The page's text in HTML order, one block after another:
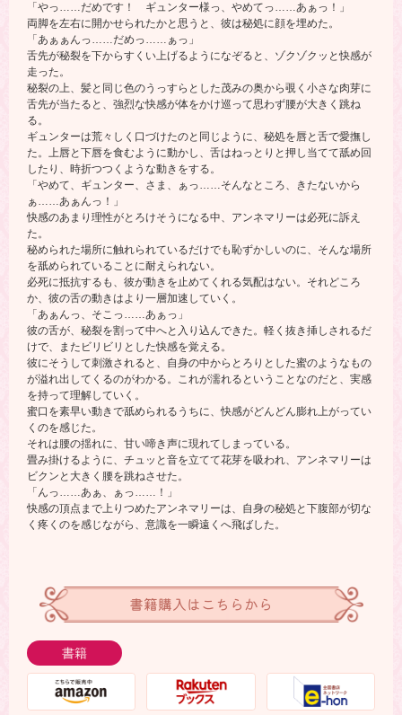
「やっ……だめです！ ギュンター様っ、やめてっ……あぁっ！」
両脚を左右に開かせられたかと思うと、彼は秘処に顔を埋めた。
「あぁぁんっ……だめっ……ぁっ」
舌先が秘裂を下からすくい上げるようになぞると、ゾクゾクッと快感が
走った。
秘裂の上、髪と同じ色のうっすらとした茂みの奥から覗く小さな肉芽に
舌先が当たると、強烈な快感が体をかけ巡って思わず腰が大きく跳ね
る。
ギュンターは荒々しく口づけたのと同じように、秘処を唇と舌で愛撫し
た。上唇と下唇を食むように動かし、舌はねっとりと押し当てて舐め回
したり、時折つつくような動きをする。
「やめて、ギュンター、さま、ぁっ……そんなところ、きたないから
ぁ……あぁんっ！」
快感のあまり理性がとろけそうになる中、アンネマリーは必死に訴え
た。
秘められた場所に触れられているだけでも恥ずかしいのに、そんな場所
を舐められていることに耐えられない。
必死に抵抗するも、彼が動きを止めてくれる気配はない。それどころ
か、彼の舌の動きはより一層加速していく。
「あぁんっ、そこっ……あぁっ」
彼の舌が、秘裂を割って中へと入り込んできた。軽く抜き挿しされるだ
けで、またビリビリとした快感を覚える。
彼にそうして刺激されると、自身の中からとろりとした蜜のようなもの
が溢れ出してくるのがわかる。これが濡れるということなのだと、実感
を持って理解していく。
蜜口を素早い動きで舐められるうちに、快感がどんどん膨れ上がってい
くのを感じた。
それは腰の揺れに、甘い啼き声に現れてしまっている。
畳み掛けるように、チュッと音を立てて花芽を吸われ、アンネマリーは
ビクンと大きく腰を跳ねさせた。
「んっ……あぁ、ぁっ……！」
快感の頂点まで上りつめたアンネマリーは、自身の秘処と下腹部が切な
く疼くのを感じながら、意識を一瞬遠くへ飛ばした。
書籍購入はこちらから
書籍